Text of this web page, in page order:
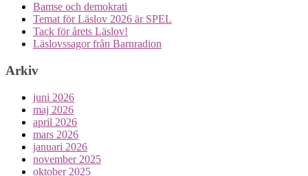
Bamse och demokrati
Temat för Läslov 2026 är SPEL
Tack för årets Läslov!
Läslovssagor från Barnradion
Arkiv
juni 2026
maj 2026
april 2026
mars 2026
januari 2026
november 2025
oktober 2025